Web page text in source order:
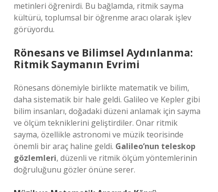
metinleri öğrenirdi. Bu bağlamda, ritmik sayma
kültürü, toplumsal bir öğrenme aracı olarak işlev
görüyordu.
Rönesans ve Bilimsel Aydınlanma:
Ritmik Saymanın Evrimi
Rönesans dönemiyle birlikte matematik ve bilim,
daha sistematik bir hale geldi. Galileo ve Kepler gibi
bilim insanları, doğadaki düzeni anlamak için sayma
ve ölçüm tekniklerini geliştirdiler. Onar ritmik
sayma, özellikle astronomi ve müzik teorisinde
önemli bir araç haline geldi. Galileo’nun teleskop
gözlemleri, düzenli ve ritmik ölçüm yöntemlerinin
doğruluğunu gözler önüne serer.